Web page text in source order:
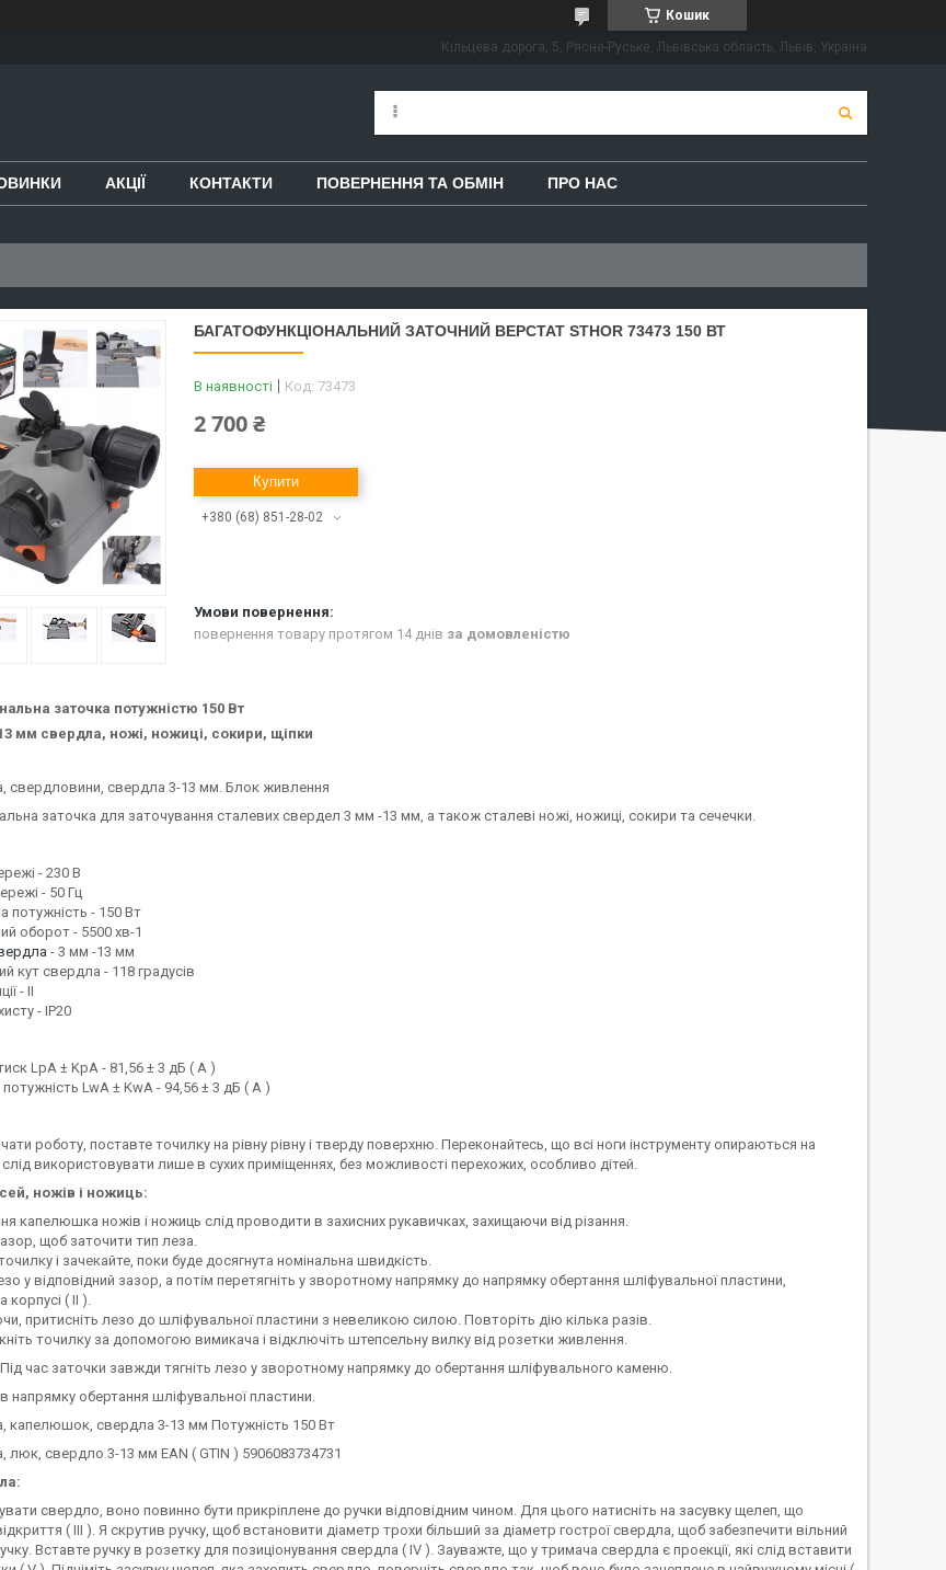
Кошик
Кільцева дорога, 5, Рясне-Руське, Львівська область, Львів, Україна
АКЦІЇ КОНТАКТИ ПОВЕРНЕННЯ ТА ОБМІН ПРО НАС
БАГАТОФУНКЦІОНАЛЬНИЙ ЗАТОЧНИЙ ВЕРСТАТ STHOR 73473 150 ВТ
В наявності Код: 73473
2 700 ₴
Купити
+380 (68) 851-28-02
повернення товару протягом 14 днів за домовленістю
заточка потужністю 150 Вт
мм свердла, ножі, ножиці, сокири, щіпки
заточка для заточування сталевих свердел 3 мм -13 мм, а також сталеві ножі, ножиці, сокири та сечечки.
- 230 В
- 50 Гц
потужність - 150 Вт
оборот - 5500 хв-1
- 3 мм -13 мм
кут свердла - 118 градусів
- II
- IP20
LpA ± KpA - 81,56 ± 3 дБ ( A )
LwA ± KwA - 94,56 ± 3 дБ ( A )
роботу, поставте точилку на рівну рівну і тверду поверхню. Переконайтесь, що всі ноги інструменту опираються на
використовувати лише в сухих приміщеннях, без можливості перехожих, особливо дітей.
ножів і ножиць:
капелюшка ножів і ножиць слід проводити в захисних рукавичках, захищаючи від різання.
щоб заточити тип леза.
і зачекайте, поки буде досягнута номінальна швидкість.
у відповідний зазор, а потім перетягніть у зворотному напрямку до напрямку обертання шліфувальної пластини,
корпусі ( II ).
притисніть лезо до шліфувальної пластини з невеликою силою. Повторіть дію кілька разів.
точилку за допомогою вимикача і відключіть штепсельну вилку від розетки живлення.
час заточки завжди тягніть лезо у зворотному напрямку до обертання шліфувального каменю.
напрямку обертання шліфувальної пластини.
свердло, воно повинно бути прикріплене до ручки відповідним чином. Для цього натисніть на засувку щелеп, що
( III ). Я скрутив ручку, щоб встановити діаметр трохи більший за діаметр гострої свердла, щоб забезпечити вільний
Вставте ручку в розетку для позиціонування свердла ( IV ). Зауважте, що у тримача свердла є проекції, які слід вставити